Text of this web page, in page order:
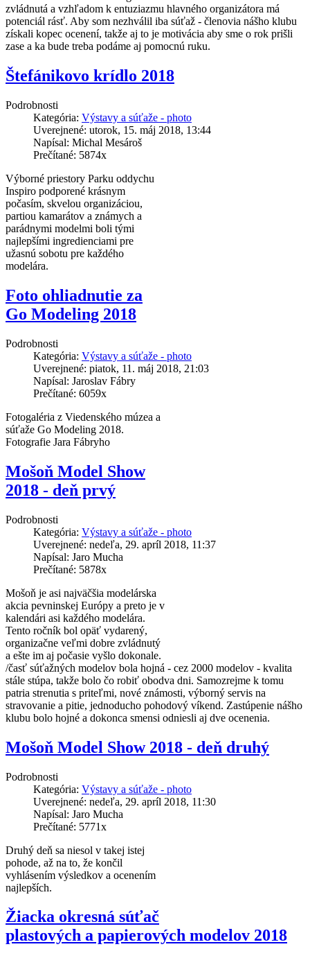
zvládnutá a vzhľadom k entuziazmu hlavného organizátora má
potenciál rásť. Aby som nezhválil iba súťaž - členovia nášho klubu
získali kopec ocenení, takže aj to je motivácia aby sme o rok prišli
zase a ka bude treba podáme aj pomocnú ruku.
Štefánikovo krídlo 2018
Podrobnosti
Kategória: Výstavy a súťaže - photo
Uverejnené: utorok, 15. máj 2018, 13:44
Napísal: Michal Mesároš
Prečítané: 5874x
Výborné priestory Parku oddychu
Inspiro podporené krásnym
počasím, skvelou organizáciou,
partiou kamarátov a známych a
parádnymi modelmi boli tými
najlepšími ingredienciami pre
užasnú sobotu pre každého
modelára.
Foto ohliadnutie za
Go Modeling 2018
Podrobnosti
Kategória: Výstavy a súťaže - photo
Uverejnené: piatok, 11. máj 2018, 21:03
Napísal: Jaroslav Fábry
Prečítané: 6059x
Fotogaléria z Viedenského múzea a
súťaže Go Modeling 2018.
Fotografie Jara Fábryho
Mošoň Model Show
2018 - deň prvý
Podrobnosti
Kategória: Výstavy a súťaže - photo
Uverejnené: nedeľa, 29. apríl 2018, 11:37
Napísal: Jaro Mucha
Prečítané: 5878x
Mošoň je asi najväčšia modelárska
akcia pevninskej Európy a preto je v
kalendári asi každého modelára.
Tento ročník bol opäť vydarený,
organizačne veľmi dobre zvládnutý
a ešte im aj počasie vyšlo dokonale.
/časť súťažných modelov bola hojná - cez 2000 modelov - kvalita
stále stúpa, takže bolo čo robiť obodva dni. Samozrejme k tomu
patria strenutia s priteľmi, nové známosti, výborný servis na
stravovanie a pitie, jednoducho pohodový víkend. Zastúpenie nášho
klubu bolo hojné a dokonca smensi odniesli aj dve ocenenia.
Mošoň Model Show 2018 - deň druhý
Podrobnosti
Kategória: Výstavy a súťaže - photo
Uverejnené: nedeľa, 29. apríl 2018, 11:30
Napísal: Jaro Mucha
Prečítané: 5771x
Druhý deň sa niesol v takej istej
pohode, až na to, že končil
vyhlásením výsledkov a ocenením
najlepších.
Žiacka okresná súťač
plastových a papierových modelov 2018